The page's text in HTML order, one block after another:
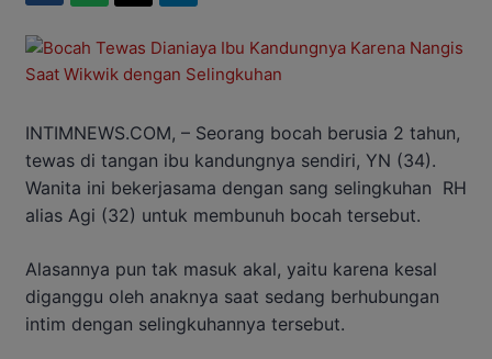
INTIMNEWS.COM, – Seorang bocah berusia 2 tahun,
tewas di tangan ibu kandungnya sendiri, YN (34).
Wanita ini bekerjasama dengan sang selingkuhan RH
alias Agi (32) untuk membunuh bocah tersebut.
Alasannya pun tak masuk akal, yaitu karena kesal
diganggu oleh anaknya saat sedang berhubungan
intim dengan selingkuhannya tersebut.